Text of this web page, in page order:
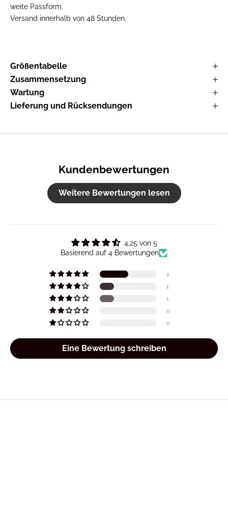
weite Passform.
Versand innerhalb von 48 Stunden.
Größentabelle
Zusammensetzung
Wartung
Lieferung und Rücksendungen
Kundenbewertungen
Weitere Bewertungen lesen
4,25 von 5
Basierend auf 4 Bewertungen
2
1
1
0
0
Eine Bewertung schreiben